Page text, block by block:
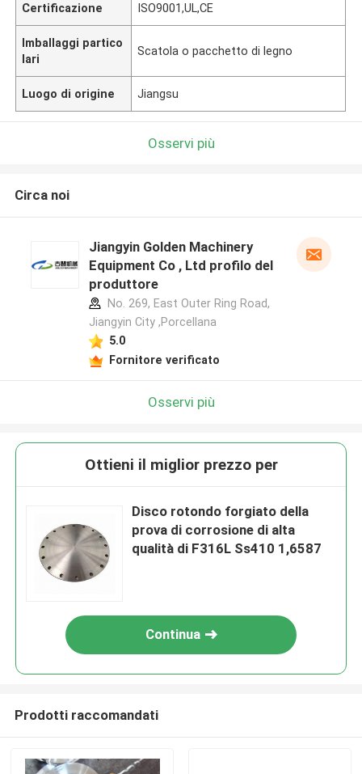
Certificazione ISO9001,UL,CE
Imballaggi partico
lari
Scatola o pacchetto di legno
Luogo di origine Jiangsu
Osservi più
Circa noi
Jiangyin Golden Machinery
Equipment Co , Ltd profilo del
produttore
No. 269, East Outer Ring Road,
Jiangyin City ,Porcellana
5.0
Fornitore verificato
Osservi più
Ottieni il miglior prezzo per
Disco rotondo forgiato della
prova di corrosione di alta
qualità di F316L Ss410 1,6587
Continua
Prodotti raccomandati